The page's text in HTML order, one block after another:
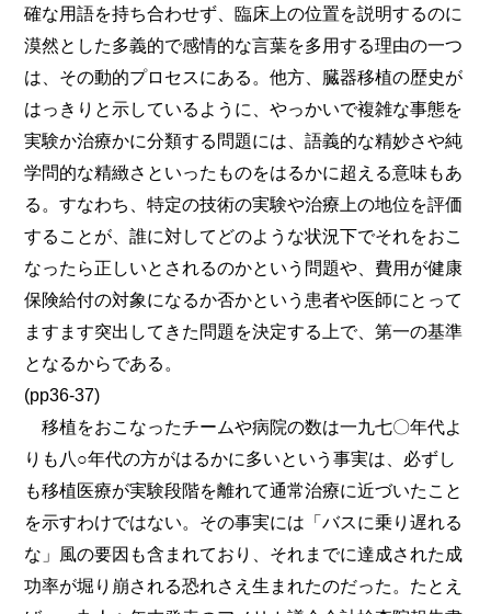
確な用語を持ち合わせず、臨床上の位置を説明するのに
漠然とした多義的で感情的な言葉を多用する理由の一つ
は、その動的プロセスにある。他方、臓器移植の歴史が
はっきりと示しているように、やっかいで複雑な事態を
実験か治療かに分類する問題には、語義的な精妙さや純
学問的な精緻さといったものをはるかに超える意味もあ
る。すなわち、特定の技術の実験や治療上の地位を評価
することが、誰に対してどのような状況下でそれをおこ
なったら正しいとされるのかという問題や、費用が健康
保険給付の対象になるか否かという患者や医師にとって
ますます突出してきた問題を決定する上で、第一の基準
となるからである。
(pp36-37)
移植をおこなったチームや病院の数は一九七〇年代よ
りも八○年代の方がはるかに多いという事実は、必ずし
も移植医療が実験段階を離れて通常治療に近づいたこと
を示すわけではない。その事実には「バスに乗り遅れる
な」風の要因も含まれており、それまでに達成された成
功率が堀り崩される恐れさえ生まれたのだった。たとえ